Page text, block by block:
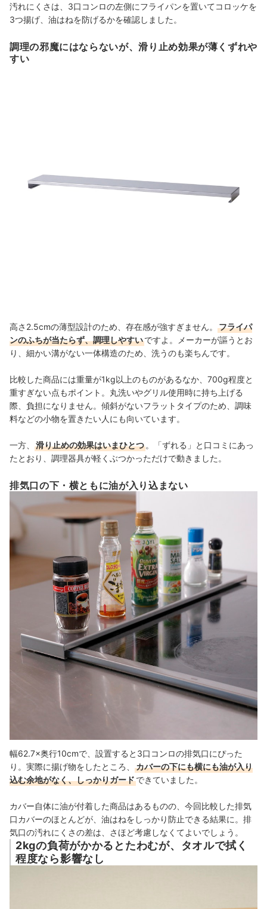
汚れにくさは、3口コンロの左側にフライパンを置いてコロッケを
3つ揚げ、油はねを防げるかを確認しました。
調理の邪魔にはならないが、滑り止め効果が薄くずれや
すい
高さ2.5cmの薄型設計のため、存在感が強すぎません。
フライパ
ンのふちが当たらず、調理しやすいですよ 。
メーカーが謳うとお
り、細かい溝がない一体構造のため、 洗うのも楽ちんです。
比較した商品には重量が1kg以上のものがあるなか、 700g程度と
重すぎない点もポイント。丸洗いやグリル使用時に持ち上げる
際、負担になりません。傾斜がないフラットタイプのため、調味
料などの小物を置きたい人にも向いています。
一方、 滑り止めの効果はいまひとつ 。「ずれる」と口コミにあっ
たとおり、調理器具が軽くぶつかっただけで動きました。
排気口の下・横ともに油が入り込まない
幅62.7×奥行10cmで、設置すると3口コンロの排気口にぴった
り。実際に揚げ物をしたところ、
カバーの下にも横にも油が入り
込む余地がなく、しっかりガードできていました。
カバー自体に油が付着した商品はあるものの、今回比較した排気
口カバーのほとんどが、油はねをしっかり防止できる結果に。排
気口の汚れにくさの差は、さほど考慮しなくてよいでしょう。
2kgの負荷がかかるとたわむが、タオルで拭く
程度なら影響なし